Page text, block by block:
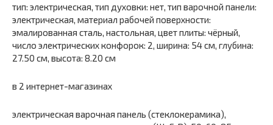
тип: электрическая, тип духовки: нет, тип варочной панели:
электрическая, материал рабочей поверхности:
эмалированная сталь, настольная, цвет плиты: чёрный,
число электрических конфорок: 2, ширина: 54 см, глубина:
27.50 см, высота: 8.20 см
в 2 интернет-магазинах
электрическая варочная панель (стеклокерамика),